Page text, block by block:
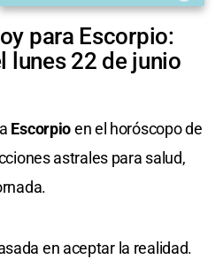
para Escorpio:
lunes 22 de junio
Escorpioen el horóscopo de
astrales para salud,
en aceptar la realidad.